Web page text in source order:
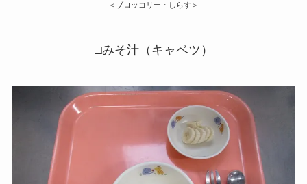
＜ブロッコリー・しらす＞
□みそ汁（キャベツ）